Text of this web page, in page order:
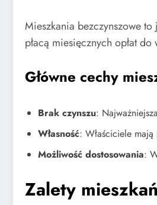
Mieszkania bezczynszowe
płacą miesięcznych opłat
Główne cechy
Brak czynszu:
Własność: Właściciele
Możliwość dostosowania:
Zalety